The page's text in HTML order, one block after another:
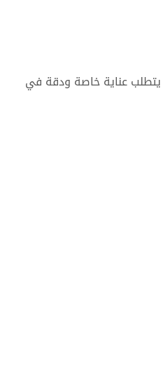
يتطلب عناية خاصة ودقة في